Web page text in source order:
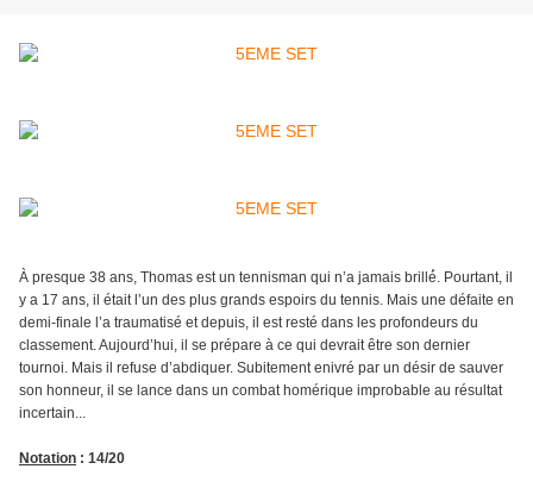
À presque 38 ans, Thomas est un tennisman qui n’a jamais brillé́. Pourtant, il
y a 17 ans, il était l’un des plus grands espoirs du tennis. Mais une défaite en
demi-finale l’a traumatisé et depuis, il est resté dans les profondeurs du
classement. Aujourd’hui, il se prépare à ce qui devrait être son dernier
tournoi. Mais il refuse d’abdiquer. Subitement enivré par un désir de sauver
son honneur, il se lance dans un combat homérique improbable au résultat
incertain...
Notation : 14/20